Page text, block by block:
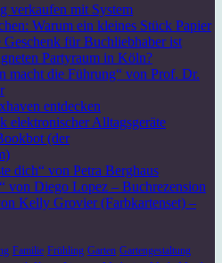
verkaufen mit System
Warum ein kleines Stück Papier
Geschenk für Buchliebhaber ist
Partyraum in Köln?
macht die Führung“ von Prof. Dr.
entdecken
elektronischer Alltagsgeräte
(der
dich“ von Petra Berghaus
von Diego Lopez – Buchrezension
Kelly Grovier (Farbkartenset) –
Familie Frühling Garten Gartengestaltung